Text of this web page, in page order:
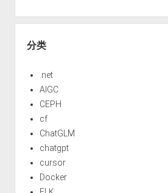
分类
.net
AIGC
CEPH
cf
ChatGLM
chatgpt
cursor
Docker